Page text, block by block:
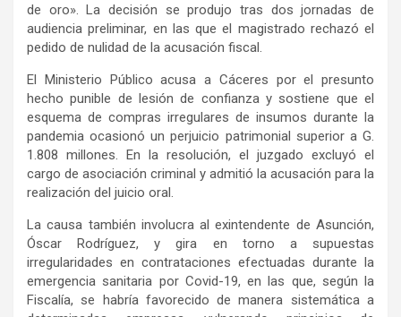
de oro». La decisión se produjo tras dos jornadas de
audiencia preliminar, en las que el magistrado rechazó el
pedido de nulidad de la acusación fiscal.
El Ministerio Público acusa a Cáceres por el presunto
hecho punible de lesión de confianza y sostiene que el
esquema de compras irregulares de insumos durante la
pandemia ocasionó un perjuicio patrimonial superior a G.
1.808 millones. En la resolución, el juzgado excluyó el
cargo de asociación criminal y admitió la acusación para la
realización del juicio oral.
La causa también involucra al exintendente de Asunción,
Óscar Rodríguez, y gira en torno a supuestas
irregularidades en contrataciones efectuadas durante la
emergencia sanitaria por Covid-19, en las que, según la
Fiscalía, se habría favorecido de manera sistemática a